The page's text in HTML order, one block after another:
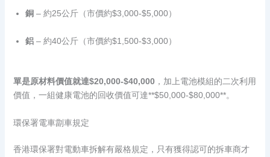
銅– 約25公斤（市價約$3,000-$5,000）
鋁– 約40公斤（市價約$1,500-$3,000）
單是原材料價值就達$20,000-$40,000，加上電池模組的二次利用
價值，一組健康電池的回收價值可達**$50,000-$80,000**。
環保署電車劏車規定
香港環保署對電動車拆解有嚴格規定，只有獲得認可的拆車商才